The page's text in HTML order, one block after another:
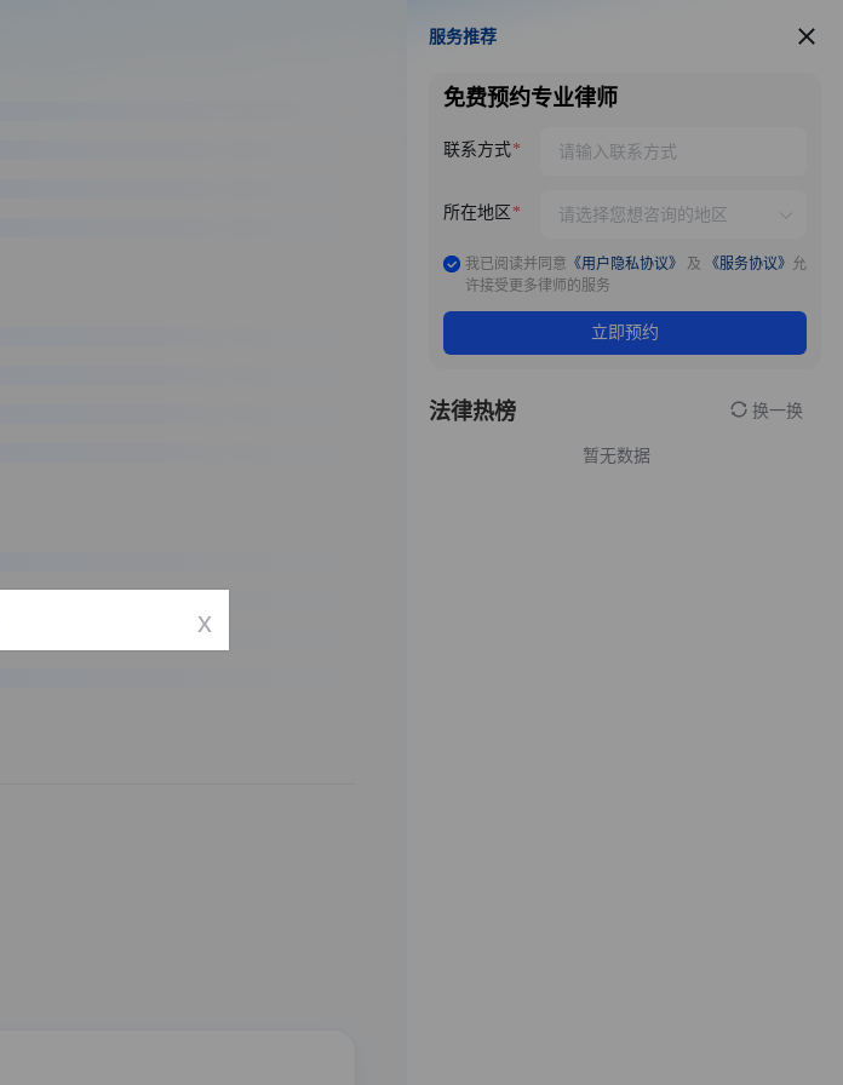
服务推荐
服务推荐
免费预约专业律师
联系方式
所在地区
我已阅读并同意 《用户隐私协议》 及 《服务协议》 允
许接受更多律师的服务
立即预约
法律热榜 换一换
暂无数据
x